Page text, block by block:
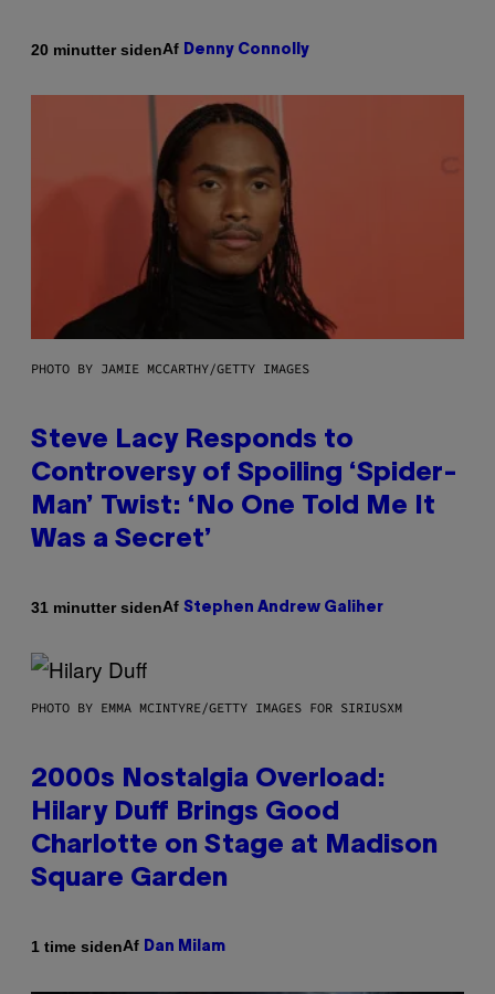
20 minutter sidenAf Denny Connolly
PHOTO BY JAMIE MCCARTHY/GETTY IMAGES
Steve Lacy Responds to
Controversy of Spoiling ‘Spider-
Man’ Twist: ‘No One Told Me It
Was a Secret’
31 minutter sidenAf Stephen Andrew Galiher
PHOTO BY EMMA MCINTYRE/GETTY IMAGES FOR SIRIUSXM
2000s Nostalgia Overload:
Hilary Duff Brings Good
Charlotte on Stage at Madison
Square Garden
1 time sidenAf Dan Milam